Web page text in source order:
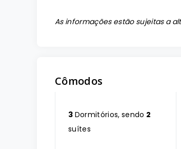
As informações estão sujeitas a
Cômodos
3 Dormitórios, sendo 2
suítes